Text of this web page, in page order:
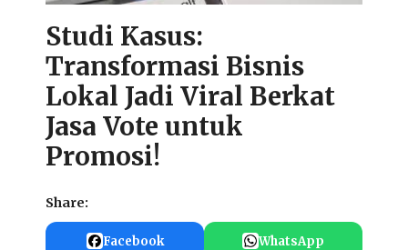
Studi Kasus:
Transformasi Bisnis
Lokal Jadi Viral Berkat
Jasa Vote untuk
Promosi!
Share:
Facebook WhatsApp